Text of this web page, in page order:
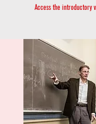
Access the introductory